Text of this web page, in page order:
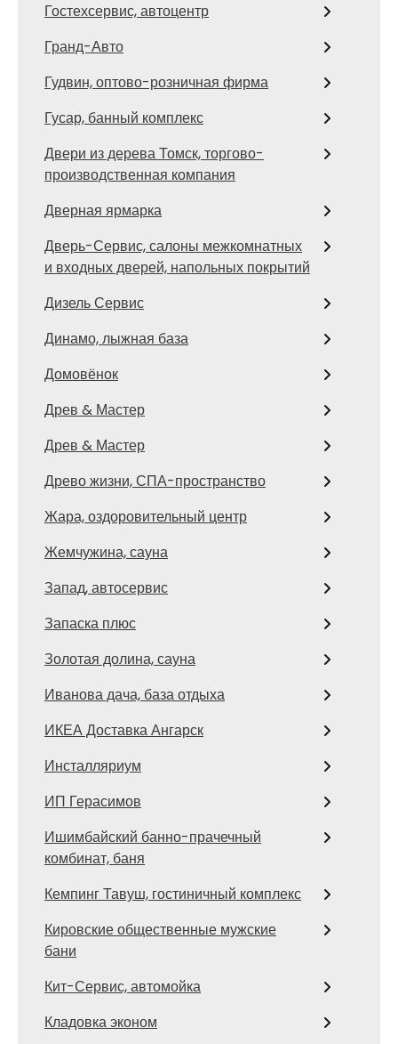
Гостехсервис, автоцентр
Гранд-Авто
Гудвин, оптово-розничная фирма
Гусар, банный комплекс
Двери из дерева Томск, торгово-
производственная компания
Дверная ярмарка
Дверь-Сервис, салоны межкомнатных
и входных дверей, напольных покрытий
Дизель Сервис
Динамо, лыжная база
Домовёнок
Древ & Мастер
Древ & Мастер
Древо жизни, СПА-пространство
Жара, оздоровительный центр
Жемчужина, сауна
Запад, автосервис
Запаска плюс
Золотая долина, сауна
Иванова дача, база отдыха
ИКЕА Доставка Ангарск
Инсталляриум
ИП Герасимов
Ишимбайский банно-прачечный
комбинат, баня
Кемпинг Тавуш, гостиничный комплекс
Кировские общественные мужские
бани
Кит-Сервис, автомойка
Кладовка эконом